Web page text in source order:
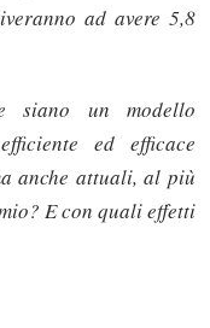
ad avere 5,8
siano un modello
ed efficace
anche attuali, al più
E con quali effetti